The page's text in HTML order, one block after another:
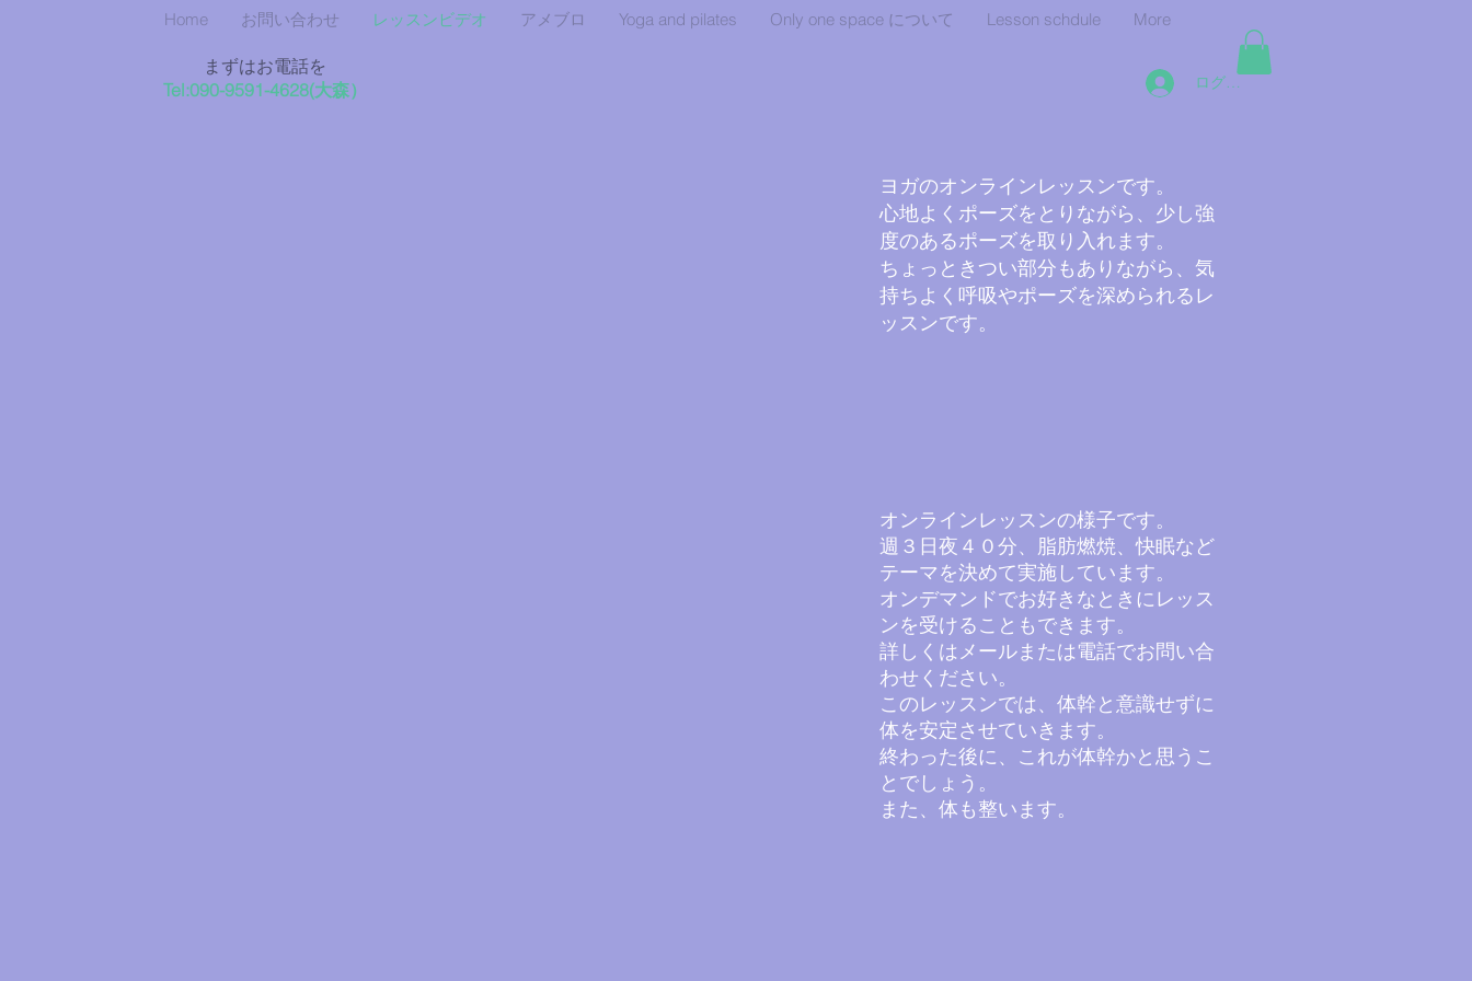
Home お問い合わせ レッスンビデオ アメブロ Yoga and pilates Only one space について Lesson schdule More
まずはお電話を
Tel:090-9591-4628​(大森） ログイン
​ヨガのオンラインレッスンです。
心地よくポーズをとりながら、少し強
度のあるポーズを取り入れます。
ちょっときつい部分もありながら、気
持ちよく呼吸やポーズを深められるレ
ッスンです。
​オンラインレッスンの様子です。
週３日夜４０分、脂肪燃焼、快眠など
テーマを決めて実施しています。
オンデマンドでお好きなときにレッス
ンを受けることもできます。
​詳しくはメールまたは電話でお問い合
わせください。
​このレッスンでは、体幹と意識せずに
体を安定させていきます。
終わった後に、これが体幹かと思うこ
とでしょう。
​また、体も整います。